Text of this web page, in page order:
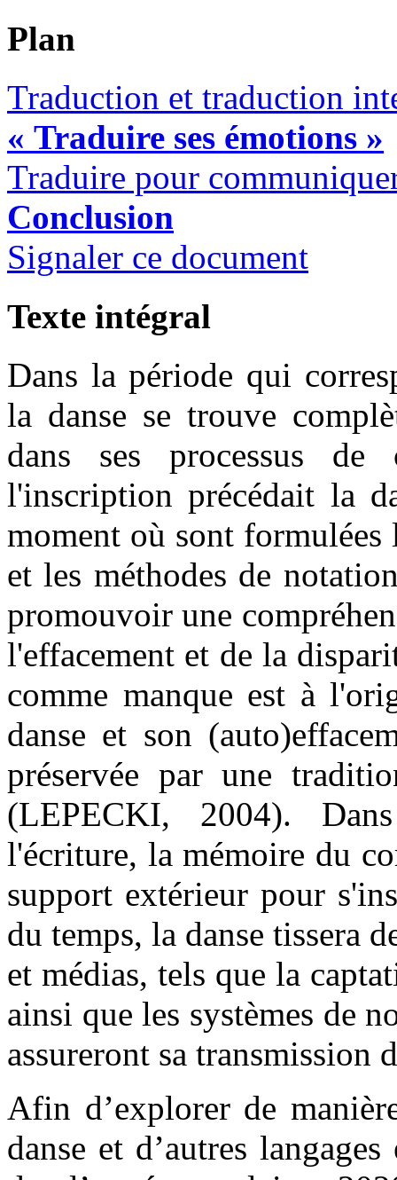
Plan
Traduction et traduction
« Traduire ses émotions »
Traduire pour
Conclusion
Signaler ce document
Texte intégral
Dans la période qui
la danse se trouve
dans ses processus
l'inscription précédait la
moment où sont formulées
et les méthodes de
promouvoir une
l'effacement et de la
comme manque est à
danse et son
préservée par une
(LEPECKI, 2004).
l'écriture, la mémoire du
support extérieur pour
du temps, la danse tissera
et médias, tels que la
ainsi que les systèmes de
assureront sa transmission
Afin d’explorer de
danse et d’autres